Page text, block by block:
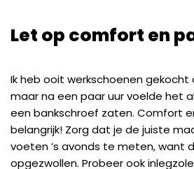
Let op comfort en
Ik heb ooit werkschoenen
maar na een paar uur voelde het
een bankschroef zaten. Comfort
belangrijk! Zorg dat je de juiste
voeten ’s avonds te meten, want
opgezwollen. Probeer ook